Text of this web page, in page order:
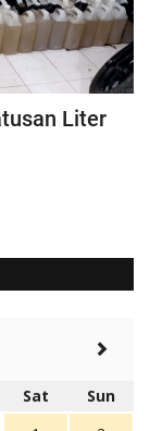
Liter
Sat
Sun